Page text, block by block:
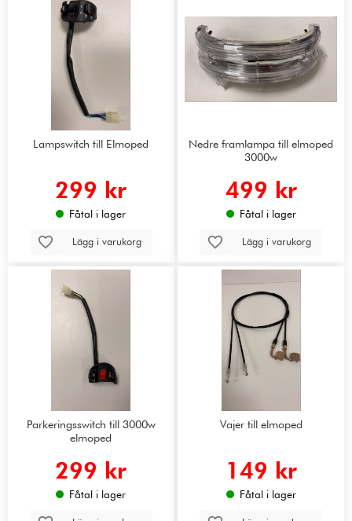
Lampswitch till Elmoped
299 kr
Fåtal i lager
Lägg i varukorg
Nedre framlampa till elmoped
3000w
499 kr
Fåtal i lager
Lägg i varukorg
Parkeringsswitch till 3000w
elmoped
299 kr
Fåtal i lager
Vajer till elmoped
149 kr
Fåtal i lager